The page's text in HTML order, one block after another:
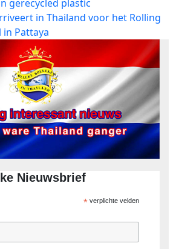
gerecycled plastic
in Thailand voor het Rolling
in Pattaya
Nieuwsbrief
*verplichte velden